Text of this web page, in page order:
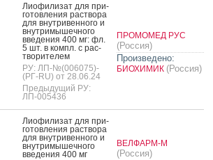
Ли­офи­лизат для при­
готов­ле­ния рас­тво­ра
для внут­ри­вен­но­го и
внут­ри­мышеч­но­го
вве­дения 400 мг: фл.
5 шт. в компл. с рас­
тво­рите­лем
РУ: ЛП-№(006075)-
(РГ-RU) от 28.06.24
Предыдущий РУ:
ЛП-005436
ПРОМОМЕД РУС
(Россия)
Произведено:
БИОХИМИК (Россия)
Ли­офи­лизат для при­
готов­ле­ния рас­тво­ра
для внут­ри­вен­но­го и
внут­ри­мышеч­но­го
вве­дения 400 мг
ВЕЛФАРМ-М
(Россия)